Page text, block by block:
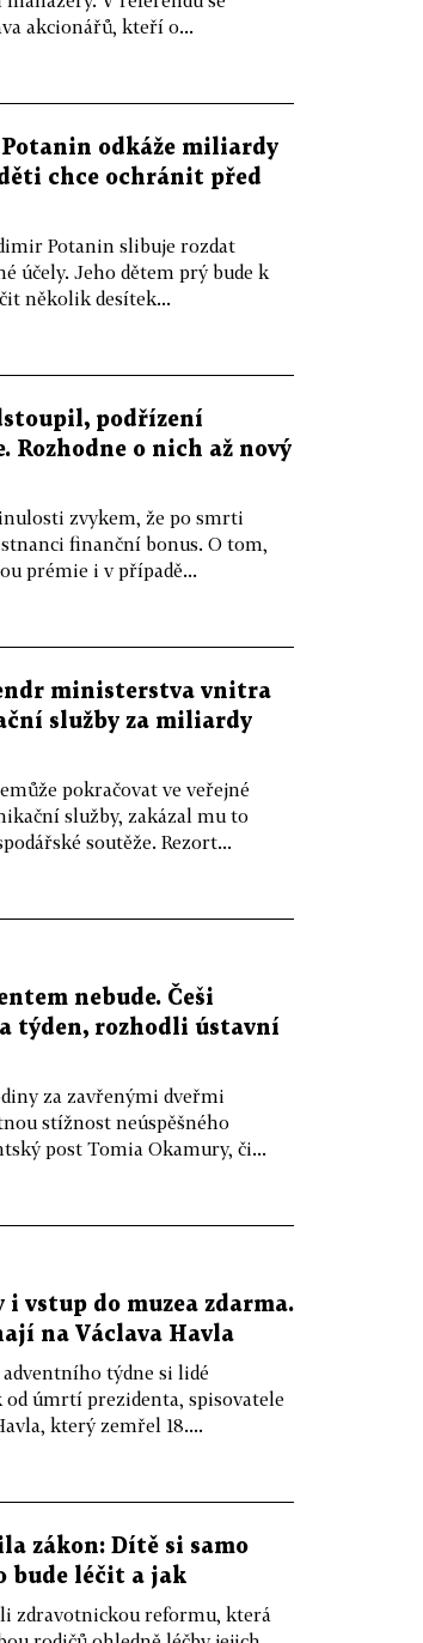
akcionářů, kteří o...
odkáže miliardy
chce ochránit před
Potanin slibuje rozdat
účely. Jeho dětem prý bude k
několik desítek...
podřízení
Rozhodne o nich až nový
zvykem, že po smrti
finanční bonus. O tom,
prémie i v případě...
ministerstva vnitra
služby za miliardy
pokračovat ve veřejné
služby, zakázal mu to
soutěže. Rezort...
nebude. Češi
týden, rozhodli ústavní
za zavřenými dveřmi
stížnost neúspěšného
post Tomia Okamury, či...
vstup do muzea zdarma.
na Václava Havla
týdne si lidé
úmrtí prezidenta, spisovatele
který zemřel 18....
zákon: Dítě si samo
bude léčit a jak
zdravotnickou reformu, která